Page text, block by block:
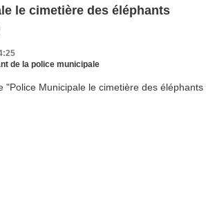
le cimetière des éléphants
de la police municipale